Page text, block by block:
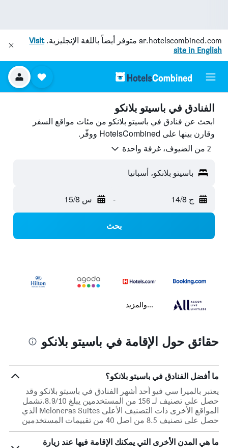
ar.hotelscombined.com متوفر أيضاً باللغة الإنجليزية.Visit
site in English
الفنادق في باسيتو بلانكو
ابحث عن فنادق في باسيتو بلانكو من مئات مواقع السفر
وقارن بينها على HotelsCombined ووفّر.
2 من الضيوف، غرفة واحدة
باسيتو بلانكو، أسبانيا
ج 14/8 - س 15/8
بحث
...والمزيد
حقائق حول الإقامة في باسيتو بلانكو
ما أفضل الفنادق في باسيتو بلانكو؟
يعتبر بالميرا سي فيو أحد أشهر الفنادق في باسيتو بلانكو وقد
حصل على تصنيف لـ 156 من المستخدمين يبلغ 8.9/10.تشمل
المواقع الأخرى ذات التصنيف الأعلى Meloneras Suites الذي
حصل على تصنيف 8.5 من اصل 40 من تقييمات المستخدمين
ما هي المدن الأخرى التي يمكنك الإقامة فيها عند زيارة